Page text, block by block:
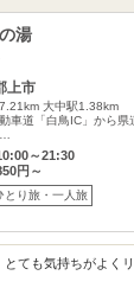
湯
上市
大中駅1.38km
車道「白鳥IC」から
～21:30
円～
とり旅・一人旅
ても気持ちがよく